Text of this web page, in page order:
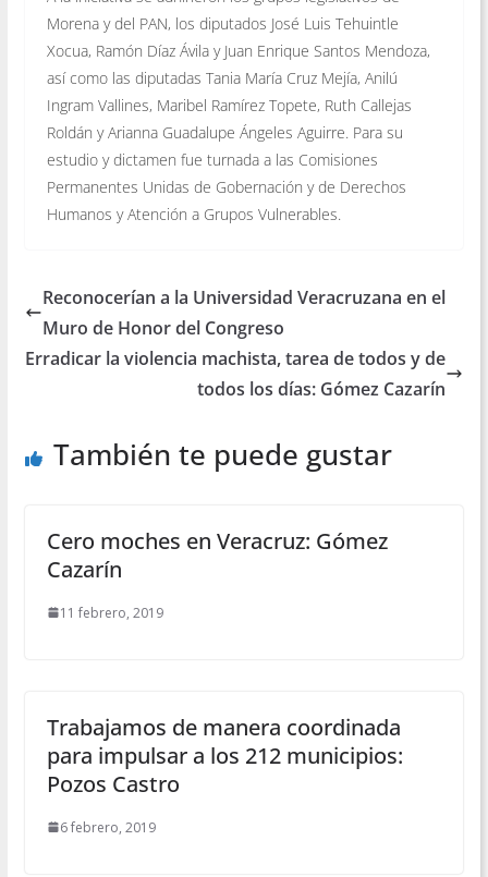
Morena y del PAN, los diputados José Luis Tehuintle
Xocua, Ramón Díaz Ávila y Juan Enrique Santos Mendoza,
así como las diputadas Tania María Cruz Mejía, Anilú
Ingram Vallines, Maribel Ramírez Topete, Ruth Callejas
Roldán y Arianna Guadalupe Ángeles Aguirre. Para su
estudio y dictamen fue turnada a las Comisiones
Permanentes Unidas de Gobernación y de Derechos
Humanos y Atención a Grupos Vulnerables.
Reconocerían a la Universidad Veracruzana en el
Muro de Honor del Congreso
Erradicar la violencia machista, tarea de todos y de
todos los días: Gómez Cazarín
También te puede gustar
Cero moches en Veracruz: Gómez
Cazarín
11 febrero, 2019
Trabajamos de manera coordinada
para impulsar a los 212 municipios:
Pozos Castro
6 febrero, 2019